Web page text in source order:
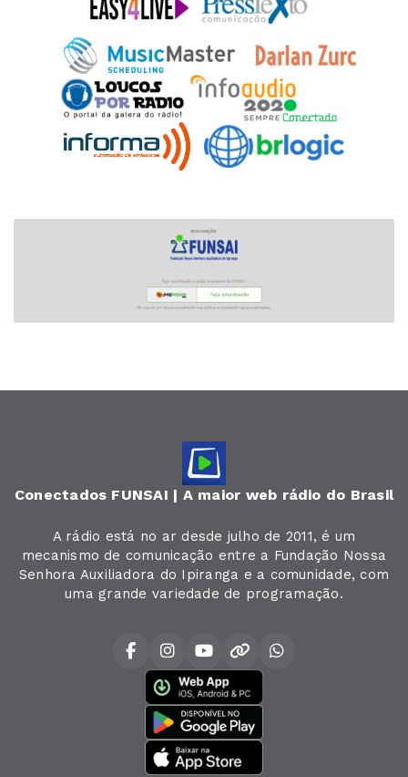
Conectados FUNSAI | A maior web rádio do Brasil
A rádio está no ar desde julho de 2011, é um
mecanismo de comunicação entre a Fundação Nossa
Senhora Auxiliadora do Ipiranga e a comunidade, com
uma grande variedade de programação.